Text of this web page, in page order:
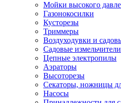
Мойки высокого
Газонокосилки
Кусторезы
Триммеры
Воздуходувки и
Садовые измельчители
Цепные электропилы
Аэраторы
Высоторезы
Секаторы, нoжницы
Насосы